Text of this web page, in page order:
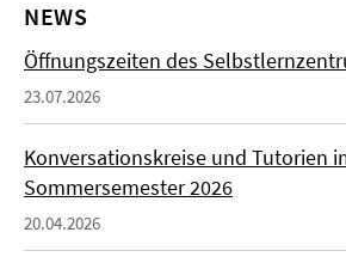
NEWS
Öffnungszeiten des
23.07.2026
Konversationskreise und Tutorien
Sommersemester 2026
20.04.2026